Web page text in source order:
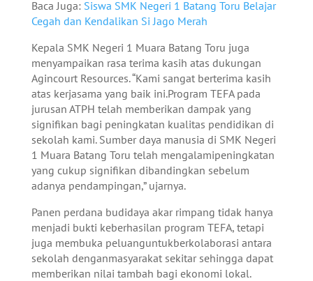
Baca Juga: Siswa SMK Negeri 1 Batang Toru Belajar
Cegah dan Kendalikan Si Jago Merah
Kepala SMK Negeri 1 Muara Batang Toru juga
menyampaikan rasa terima kasih atas dukungan
Agincourt Resources. “Kami sangat berterima kasih
atas kerjasama yang baik ini.Program TEFA pada
jurusan ATPH telah memberikan dampak yang
signifikan bagi peningkatan kualitas pendidikan di
sekolah kami. Sumber daya manusia di SMK Negeri
1 Muara Batang Toru telah mengalamipeningkatan
yang cukup signifikan dibandingkan sebelum
adanya pendampingan,” ujarnya.
Panen perdana budidaya akar rimpang tidak hanya
menjadi bukti keberhasilan program TEFA, tetapi
juga membuka peluanguntukberkolaborasi antara
sekolah denganmasyarakat sekitar sehingga dapat
memberikan nilai tambah bagi ekonomi lokal.